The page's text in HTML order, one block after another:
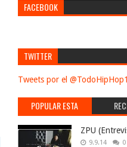
FACEBOOK
TWITTER
Tweets por el
POPULAR ESTA
SEMANA
ZPU
9.9.14 0